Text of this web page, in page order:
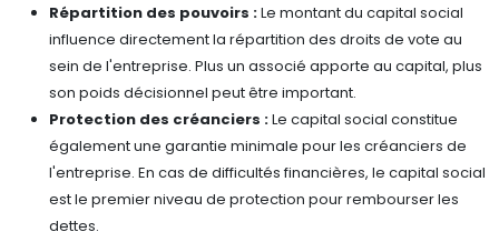
Répartition des pouvoirs :Le montant du capital social
influence directement la répartition des droits de vote au
sein de l'entreprise. Plus un associé apporte au capital, plus
son poids décisionnel peut être important.
Protection des créanciers :Le capital social constitue
également une garantie minimale pour les créanciers de
l'entreprise. En cas de difficultés financières, le capital social
est le premier niveau de protection pour rembourser les
dettes.